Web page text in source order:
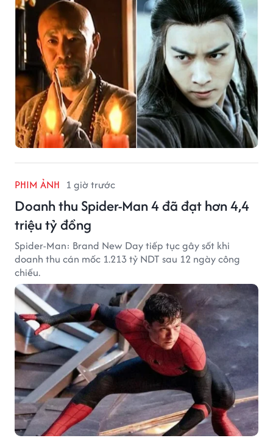
PHIM ẢNH 1 giờ trước
Doanh thu Spider-Man 4 đã đạt hơn 4,4
triệu tỷ đồng
Spider-Man: Brand New Day tiếp tục gây sốt khi
doanh thu cán mốc 1.213 tỷ NDT sau 12 ngày công
chiếu.